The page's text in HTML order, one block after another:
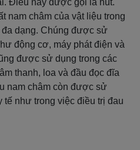
Điều này được gọi là hút.
nam châm của vật liệu trong
dạng. Chúng được sử
động cơ, máy phát điện và
được sử dụng trong các
thanh, loa và đầu đọc đĩa
nam châm còn được sử
tế như trong việc điều trị đau